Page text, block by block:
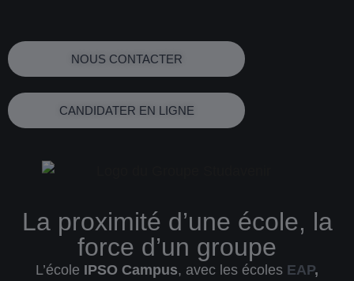
NOUS CONTACTER
CANDIDATER EN LIGNE
La proximité d’une école, la
force d’un groupe
L’école IPSO Campus, avec les écoles EAP,